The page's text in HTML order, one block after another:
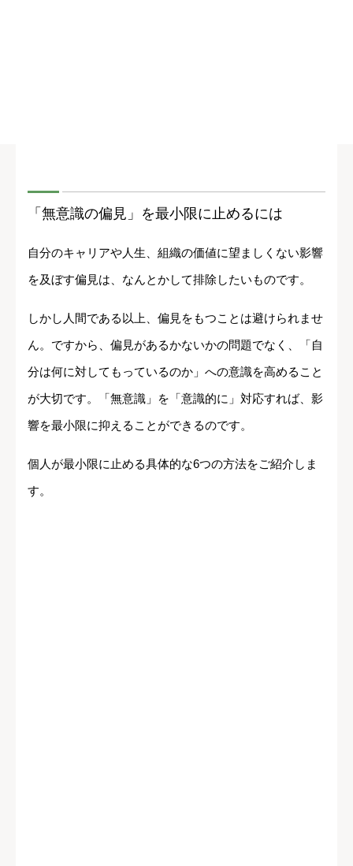
「無意識の偏見」を最小限に止めるには
自分のキャリアや人生、組織の価値に望ましくない影響
を及ぼす偏見は、なんとかして排除したいものです。
しかし人間である以上、偏見をもつことは避けられませ
ん。ですから、偏見があるかないかの問題でなく、「自
分は何に対してもっているのか」への意識を高めること
が大切です。「無意識」を「意識的に」対応すれば、影
響を最小限に抑えることができるのです。
個人が最小限に止める具体的な6つの方法をご紹介しま
す。